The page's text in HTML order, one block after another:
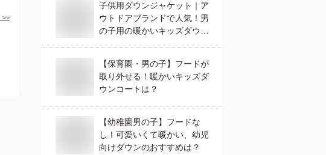
>>
子供用ダウンジャケット｜ア
ウトドアブランドで人気！男
の子用の暖かいキッズダウン
【保育園・男の子】フードが
取り外せる！暖かいキッズダ
ウンコートは？
【幼稚園男の子】フードな
し！可愛いくて暖かい、幼児
向けダウンのおすすめは？